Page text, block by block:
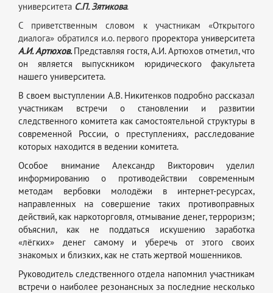
университета С.П. Зятикова.
С приветственным словом к участникам «Открытого
диалога» обратился и.о. первого проректора университета
А.И. Артюхов.Представляя гостя, А.И. Артюхов отметил, что
он является выпускником юридического факультета
нашего университета.
В своем выступлении А.В. Никитенков подробно рассказал
участникам встречи о становлении и развитии
следственного комитета как самостоятельной структуры в
современной России, о преступлениях, расследование
которых находится в ведении комитета.
Особое внимание Александр Викторович уделил
информированию о противодействии современным
методам вербовки молодёжи в интернет-ресурсах,
направленных на совершение таких противоправных
действий, как наркоторговля, отмывание денег, терроризм;
объяснил, как не поддаться искушению заработка
«лёгких» денег самому и уберечь от этого своих
знакомых и близких, как не стать жертвой мошенников.
Руководитель следственного отдела напомнил участникам
встречи о наиболее резонансных за последние несколько